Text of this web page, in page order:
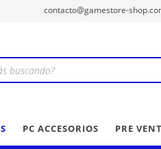
contacto@gamestore-
PC ACCESORIOS PRE